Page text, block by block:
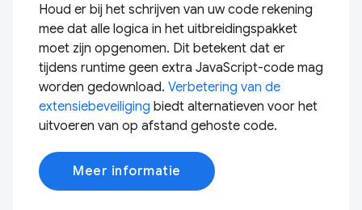
Houd er bij het schrijven van uw code rekening
mee dat alle logica in het uitbreidingspakket
moet zijn opgenomen. Dit betekent dat er
tijdens runtime geen extra JavaScript-code mag
worden gedownload. Verbetering van de
extensiebeveiliging biedt alternatieven voor het
uitvoeren van op afstand gehoste code.
Meer informatie